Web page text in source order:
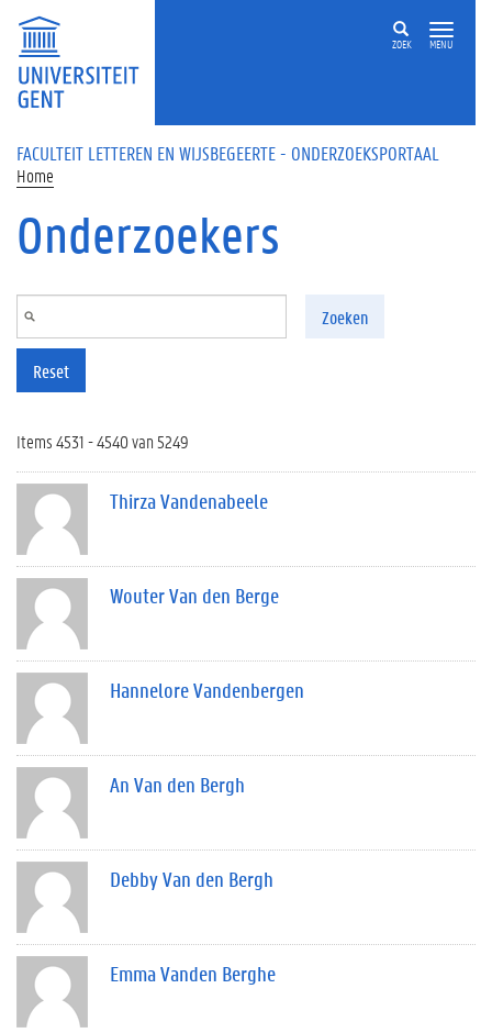
Overslaan en naar de inhoud gaan
ZOEK MENU
FACULTEIT LETTEREN EN WIJSBEGEERTE - ONDERZOEKSPORTAAL
Home
Onderzoekers
Zoeken
Reset
Items 4531 - 4540 van 5249
Thirza Vandenabeele
Wouter Van den Berge
Hannelore Vandenbergen
An Van den Bergh
Debby Van den Bergh
Emma Vanden Berghe